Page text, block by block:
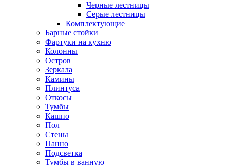
Черные лестницы
Серые лестницы
Комплектующие
Барные стойки
Фартуки на кухню
Колонны
Остров
Зеркала
Камины
Плинтуса
Откосы
Тумбы
Кашпо
Пол
Стены
Панно
Подсветка
Тумбы в ванную